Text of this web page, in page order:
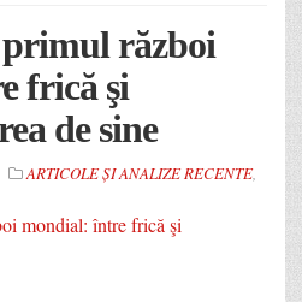
război
frică şi
de sine
ARTICOLE ȘI ANALIZE RECENTE,